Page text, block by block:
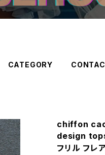
CATEGORY
chiffon
design tops
フリル フレ